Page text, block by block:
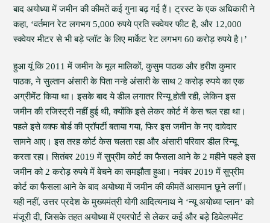
बाद अयोध्या में जमीन की कीमतें कई गुना बढ़ गई हैं। ट्रस्ट के एक अधिकारी ने
कहा, ‘वर्तमान रेट लगभग 5,000 रुपये प्रति स्क्वेयर फीट है, और 12,000
स्क्वेयर मीटर से भी बड़े प्लॉट के लिए मार्केट रेट लगभग 60 करोड़ रुपये है।’
हुआ यूं कि 2011 में जमीन के मूल मालिकों, कुसुम पाठक और हरीश कुमार
पाठक, ने सुल्तान अंसारी के पिता नन्हे अंसारी के साथ 2 करोड़ रुपये का एक
अग्रीमेंट किया था। इसके बाद ये डील लगातर रिन्यू होती रही, लेकिन इस
जमीन की रजिस्ट्री नहीं हुई थी, क्योंकि इसे लेकर कोर्ट में केस चल रहा था।
पहले इसे वक्फ बोर्ड की प्रॉपर्टी बताया गया, फिर इस जमीन के नए दावेदार
सामने आए। इस तरह कोर्ट केस चलता रहा और अंसारी परिवार डील रिन्यू
करता रहा। सितंबर 2019 में सुप्रीम कोर्ट का फैसला आने के 2 महीने पहले इस
जमीन को 2 करोड़ रुपये में बेचने का समझौता हुआ। नवंबर 2019 में सुप्रीम
कोर्ट का फैसला आने के बाद अयोध्या में जमीन की कीमतें आसमान छूने लगीं।
यही नहीं, उत्तर प्रदेश के मुख्यमंत्री योगी आदित्यनाथ ने ‘न्यू अयोध्या प्लान’ को
मंजूरी दी, जिसके तहत अयोध्या में एयरपोर्ट से लेकर कई और बड़े डिवेलपमेंट